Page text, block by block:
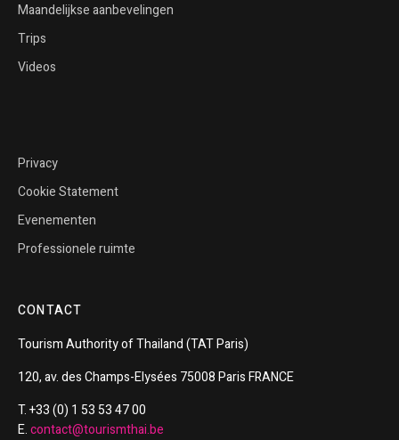
Maandelijkse aanbevelingen
Trips
Videos
Privacy
Cookie Statement
Evenementen
Professionele ruimte
CONTACT
TourismAuthority ofThailand(TAT Paris)
120, av. des Champs-Elysées 75008 Paris FRANCE
T. +33 (0) 1 53 53 47 00
E.contact@tourismthai.be